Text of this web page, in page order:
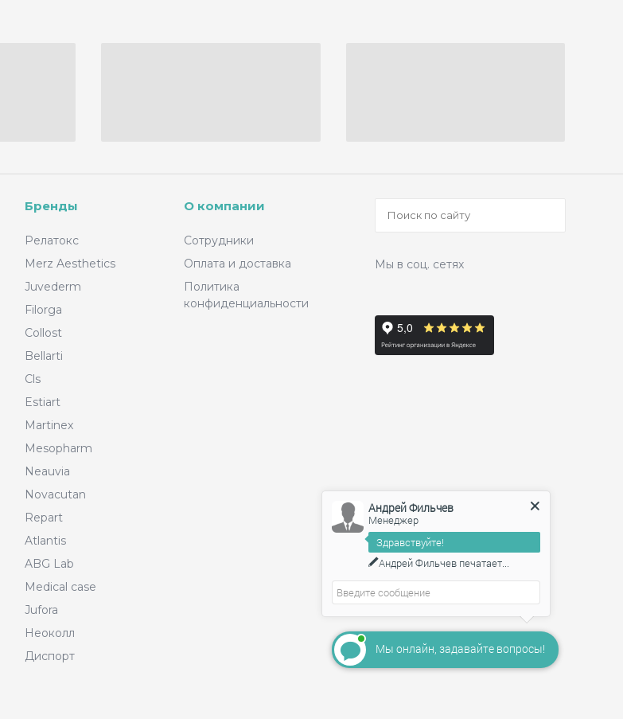
Бренды
Релатокс
Merz Aesthetics
Juvederm
Filorga
Collost
Bellarti
Cls
Estiart
Martinex
Mesopharm
Neauvia
Novacutan
Repart
Atlantis
ABG Lab
Medical case
Jufora
Неоколл
Диспорт
О компании
Сотрудники
Оплата и доставка
Политика
конфиденциальности
Мы в соц. сетях
Мы онлайн, задавайте вопросы!
Андрей Фильчев
Менеджер
Здравствуйте!
Андрей Фильчев печатает...